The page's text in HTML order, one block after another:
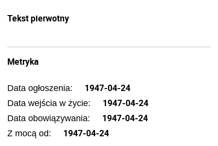
Tekst pierwotny
Metryka
Data ogłoszenia: 1947-04-24
Data wejścia w życie: 1947-04-24
Data obowiązywania: 1947-04-24
Z mocą od: 1947-04-24